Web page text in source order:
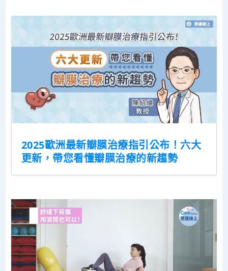
2025歐洲最新瓣膜治療指引公布！六大
更新，帶您看懂瓣膜治療的新趨勢